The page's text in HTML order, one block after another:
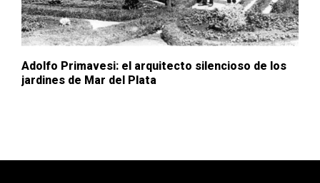
Adolfo Primavesi: el arquitecto silencioso de los
jardines de Mar del Plata